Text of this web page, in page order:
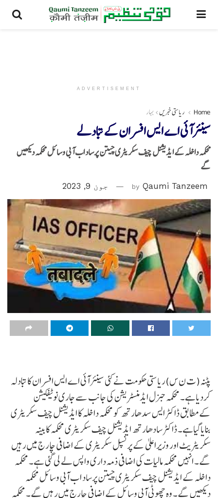
ADVERTISEMENT
Home ریاستی خبریں بہار
سینئرآئی اے ایس افسران کے تبادلے
محکمہ داخلہ کے ایڈیشنل چیف سکریٹری چیتن پرساد اب آبی وسائل محکمہ دیکھیں
گے
by Qaumi Tanzeem جون 9, 2023
پٹنہ(ت ن س)ریاستی حکومت نےکئی سینئرآئی اے ایس افسران کا تبادلہ
کردیاہے۔ محکمہ جنرل ایڈمنسٹریشن کی جانب سے جاری نوٹیفکیشن
کےمطابق ڈاکٹر ایس سدھارتھ کو محکمہ داخلہ کا ایڈیشنل چیف سکریٹری
بنایاگیاہے۔ ڈاکٹر سادھارتھ ایڈیشنل چیف سکریٹری محکمہ کابینہ
سکریٹریٹ اور وزیراعلیٰ کے پرنسپل سکریٹری کے اضافی چارج میں رہیں
گے۔ انہیں محکمہ مالیات کی اضافی ذمہ داری واپس لے لی گئی ہے۔ محکمہ
داخلہ کے ایڈیشنل چیف سکریٹری چیتن پرساد اب آبی وسائل محکمہ
دیکھیں گے۔ وہ چھوٹی آبی وسائل کے اضافی چارج میں رہیں گے۔ محکمہ